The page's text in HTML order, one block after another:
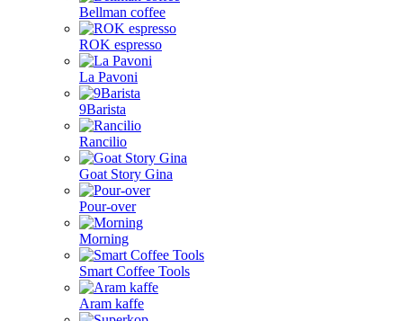
Bellman coffee
ROK espresso
La Pavoni
9Barista
Rancilio
Goat Story Gina
Pour-over
Morning
Smart Coffee Tools
Aram kaffe